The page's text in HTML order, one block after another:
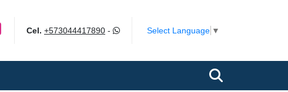
Cel. +573044417890- Select Language ▼